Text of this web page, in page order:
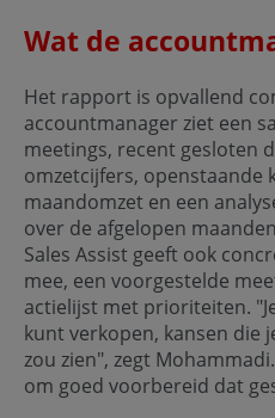
Wat de
Het rapport is opvallend
accountmanager ziet een
meetings, recent gesloten
omzetcijfers, openstaande
maandomzet en een
over de afgelopen
Sales Assist geeft ook
mee, een voorgestelde
actielijst met prioriteiten.
kunt verkopen, kansen die
zou zien", zegt
om goed voorbereid dat